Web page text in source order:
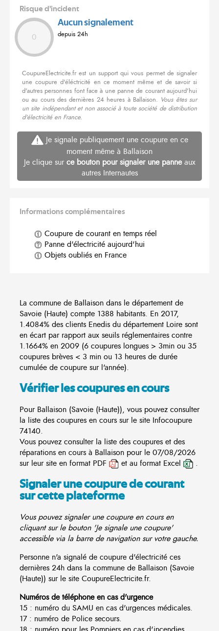
Risque d'incident
0
Aucun signalement
depuis 24h
CoupureElectricite.fr est un support qui vous permet de signaler
une coupure d'éléctricité en ce moment même et de savoir si
d'autres personnes font face à une panne de courant aujourd'hui
ou au cours des dernières 24 heures à Ballaison. Vous êtes sur
un site indépendant et non associé à toute société de distribution
d'électricité en France.
Je signale publiquement une coupure en ce
moment même à Ballaison
Je clique sur ce bouton pour signaler une panneaux
autres Internautes
Informations complémentaires
Coupure de courant en temps réel
Panne d'électricité aujourd'hui
Objets oubliés en France
La commune de Ballaison dans le département de
Savoie (Haute) compte 1388 habitants. En 2017,
1.4084% des clients Enedis du département Loire sont
en écart par rapport aux seuils réglementaires contre
1.1664% en 2009 (6 coupures longues > 3min ou 35
coupures brèves < 3 min ou 13 heures de durée
cumulée de coupure sur l'année).
Vérifier les coupures en cours
Pour Ballaison (Savoie (Haute)), vous pouvez consulter
la liste des coupures en cours sur le site Infocoupure
74140.
Vous pouvez consulter la liste des coupures et des
réparations en cours à Ballaison pour le 07/08/2026
sur leur site en format PDF
et au format Excel .
Signaler une coupure de courant
sur cette plateforme
Vous pouvez signaler une coupure en cours en
cliquant sur le bouton 'Je signale une coupure'
accessible via la barre de navigation sur votre gauche.
Personne n'a signalé de coupure d'électricité ces
dernières 24h dans la commune de Ballaison (Savoie
(Haute)) sur le site CoupureElectricite.fr.
Numéros de téléphone en cas d'urgence
15 : numéro du SAMU en cas d'urgences médicales.
17 : numéro de Police secours.